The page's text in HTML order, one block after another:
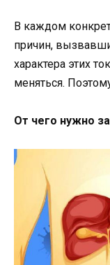
В каждом
причин,
характера этих
меняться.
От чего нужно